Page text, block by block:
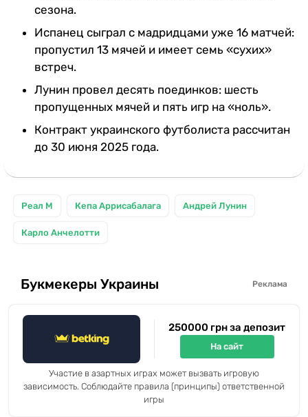
сезона.
Испанец сыграл с мадридцами уже 16 матчей:
пропустил 13 мячей и имеет семь «сухих»
встреч.
Лунин провел десять поединков: шесть
пропущенных мячей и пять игр на «ноль».
Контракт украинского футболиста рассчитан
до 30 июня 2025 года.
Реал М Кепа Аррисабалага Андрей Лунин
Карло Анчелотти
Букмекеры Украины Реклама
250000 грн за депозит
На сайт
Участие в азартных играх может вызвать игровую
зависимость. Соблюдайте правила (принципы) ответственной
игры